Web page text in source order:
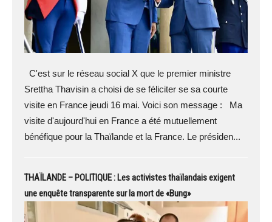
C'est sur le réseau social X que le premier ministre
Srettha Thavisin a choisi de se féliciter se sa courte
visite en France jeudi 16 mai. Voici son message : Ma
visite d'aujourd'hui en France a été mutuellement
bénéfique pour la Thaïlande et la France. Le présiden...
THAÏLANDE – POLITIQUE : Les activistes thaïlandais exigent
une enquête transparente sur la mort de «Bung»